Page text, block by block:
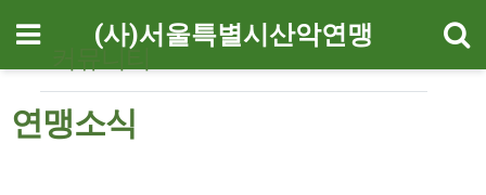
메뉴 (사)서울특별시산악연맹
커뮤니티
연맹소식